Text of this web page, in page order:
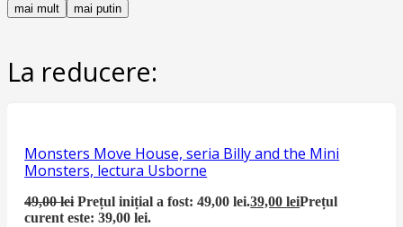
mai mult mai putin
La reducere:
Monsters Move House, seria Billy and the Mini
Monsters, lectura Usborne
49,00lei Prețul inițial a fost: 49,00 lei.39,00leiPrețul
curent este: 39,00 lei.